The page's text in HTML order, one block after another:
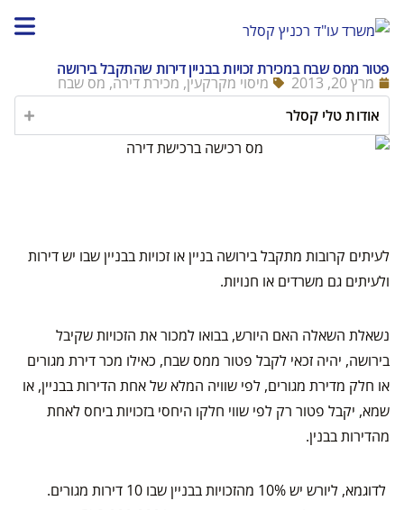
פטור ממס שבח במכירת זכויות בבניין דירות שהתקבל בירושה
מרץ 20, 2013 מיסוי מקרקעין, מכירת דירה, מס שבח
אודות טלי קסלר
לעיתים קרובות מתקבל בירושה בניין או זכויות בבניין שבו יש דירות
ולעיתים גם משרדים או חנויות.
נשאלת השאלה האם היורש, בבואו למכור את הזכויות שקיבל
בירושה, יהיה זכאי לקבל פטור ממס שבח, כאילו מכר דירת מגורים
או חלק מדירת מגורים, לפי שוויה המלא של אחת הדירות בבניין, או
שמא, יקבל פטור רק לפי שווי חלקו היחסי בזכויות ביחס לאחת
מהדירות בבנין.
לדוגמא, ליורש יש 10% מהזכויות בבניין שבו 10 דירות מגורים.